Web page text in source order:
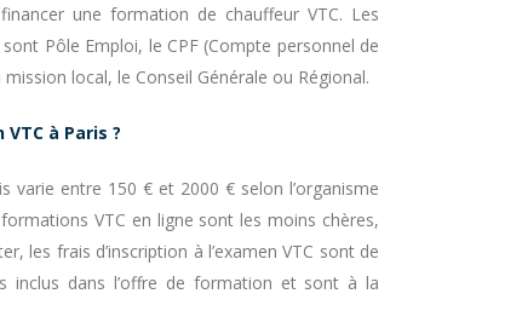
une formation de chauffeur VTC. Les
Pôle Emploi, le CPF (Compte personnel de
local, le Conseil Générale ou Régional.
à Paris ?
varie entre 150 € et 2000 € selon l’organisme
VTC en ligne sont les moins chères,
les frais d’inscription à l’examen VTC sont de
inclus dans l’offre de formation et sont à la